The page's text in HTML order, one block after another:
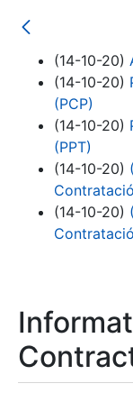
Show/Hide
(14-10-20)
(14-10-20)
(PCP)
(14-10-20)
(PPT)
(14-10-20)
(14-10-20)